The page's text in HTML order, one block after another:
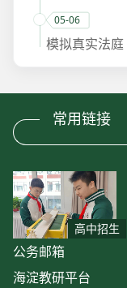
05-06
模拟真实法
常用链接
高中招生
公务邮箱
海淀教研平台